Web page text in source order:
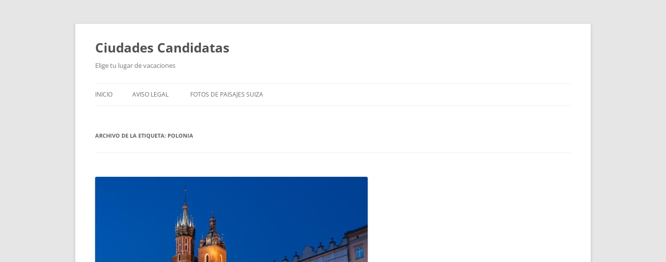
Saltar
contenido
Ciudades Candidatas
Elige tu lugar de vacaciones
INICIO AVISO LEGAL FOTOS DE PAISAJES SUIZA
ARCHIVO DE LA ETIQUETA: POLONIA